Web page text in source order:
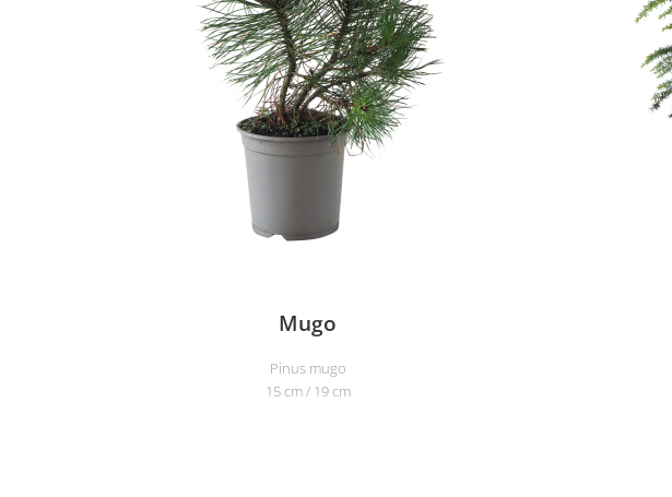
Mugo
Pinus mugo
15 cm / 19 cm